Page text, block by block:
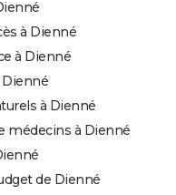
à Dienné
à Dienné
à Dienné
médecins à Dienné
de Dienné